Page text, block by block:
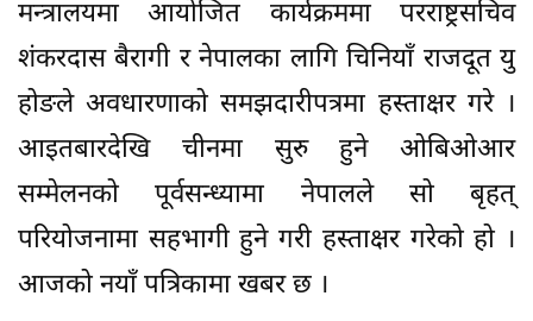
मन्त्रालयमा आयोजित कार्यक्रममा परराष्ट्रसचिव
शंकरदास बैरागी र नेपालका लागि चिनियाँ राजदूत यु
होङले अवधारणाको समझदारीपत्रमा हस्ताक्षर गरे ।
आइतबारदेखि चीनमा सुरु हुने ओबिओआर
सम्मेलनको पूर्वसन्ध्यामा नेपालले सो बृहत्
परियोजनामा सहभागी हुने गरी हस्ताक्षर गरेको हो ।
आजको नयाँ पत्रिकामा खबर छ ।